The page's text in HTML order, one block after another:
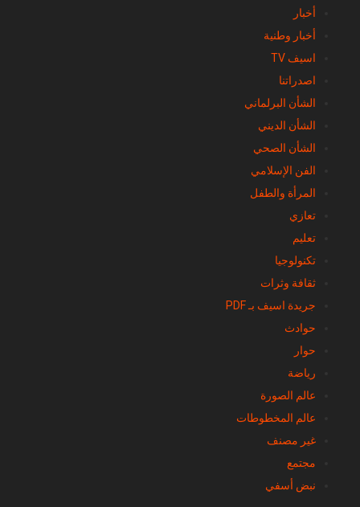
أخبار
أخبار وطنية
اسيف TV
اصدراتنا
الشأن البرلماني
الشأن الديني
الشأن الصحي
الفن الإسلامي
المرأة والطفل
تعازي
تعليم
تكنولوجيا
ثقافة وثرات
جريدة اسيف بـ PDF
حوادث
حوار
رياضة
عالم الصورة
عالم المخطوطات
غير مصنف
مجتمع
نبض أسفي